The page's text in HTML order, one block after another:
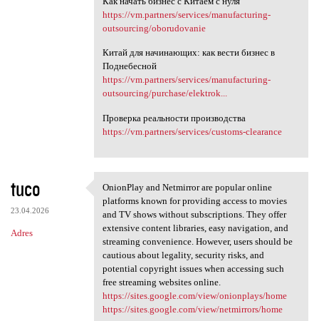
https://vm.partners/services/manufacturing-
outsourcing/oborudovanie
Китай для начинающих: как вести бизнес в
Поднебесной
https://vm.partners/services/manufacturing-
outsourcing/purchase/elektrok...
Проверка реальности производства
https://vm.partners/services/customs-clearance
tuco
23.04.2026
Adres
OnionPlay and Netmirror are
OnionPlay and Netmirror are popular online
platforms known for providing access to movies
and TV shows without subscriptions. They offer
extensive content libraries, easy navigation, and
streaming convenience. However, users should be
cautious about legality, security risks, and
potential copyright issues when accessing such
free streaming websites online.
https://sites.google.com/view/onionplays/home
https://sites.google.com/view/netmirrors/home